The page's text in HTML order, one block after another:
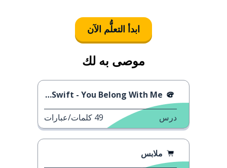
ابدأ التعلُّم الآن
موصى به لك
Taylor Swift - You Belong With Me
درس 49 كلمات/عبارات
ملابس